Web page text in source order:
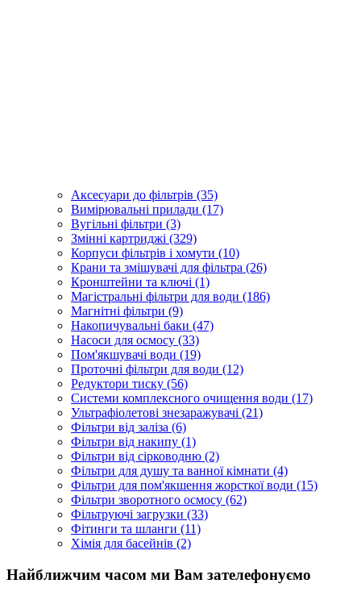
Аксесуари до фільтрів (35)
Вимірювальні прилади (17)
Вугільні фільтри (3)
Змінні картриджі (329)
Корпуси фільтрів і хомути (10)
Крани та змішувачі для фільтра (26)
Кронштейни та ключі (1)
Магістральні фільтри для води (186)
Магнітні фільтри (9)
Накопичувальні баки (47)
Насоси для осмосу (33)
Пом'якшувачі води (19)
Проточні фільтри для води (12)
Редуктори тиску (56)
Системи комплексного очищення води (17)
Ультрафіолетові знезаражувачі (21)
Фільтри від заліза (6)
Фільтри від накипу (1)
Фільтри від сірководню (2)
Фільтри для душу та ванної кімнати (4)
Фільтри для пом'якшення жорсткої води (15)
Фільтри зворотного осмосу (62)
Фільтруючі загрузки (33)
Фітинги та шланги (11)
Хімія для басейнів (2)
Найближчим часом ми Вам зателефонуємо